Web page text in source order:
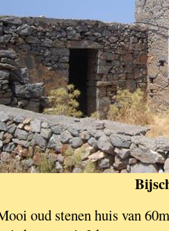
oud stenen huis van